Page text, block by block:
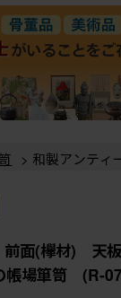
面(栗材) 真鍮
面(欅材) 天
帳場箪笥 (R-